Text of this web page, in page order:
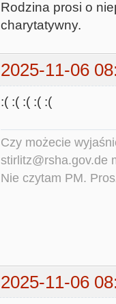
Rodzina prosi o
charytatywny.
2025-11-06
:( :( :( :( :(
Czy możecie
stirlitz@rsha.gov.de
Nie czytam PM.
2025-11-06